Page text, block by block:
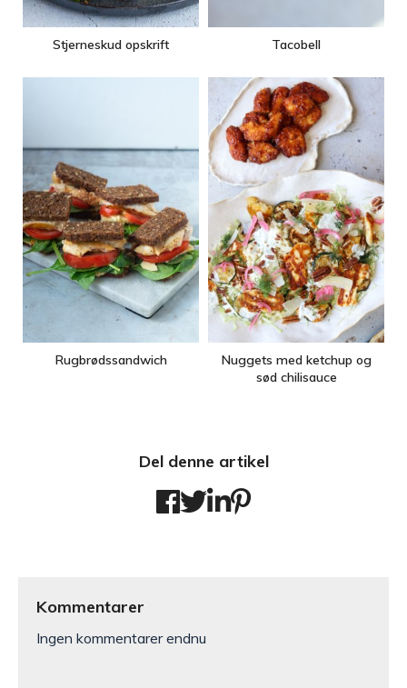
Stjerneskud opskrift Tacobell
Rugbrødssandwich
Nuggets med ketchup og
sød chilisauce
Del denne artikel
Kommentarer
Ingen kommentarer endnu